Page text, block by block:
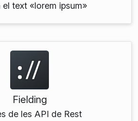
el text «lorem ipsum»
Fielding
de les API de Rest